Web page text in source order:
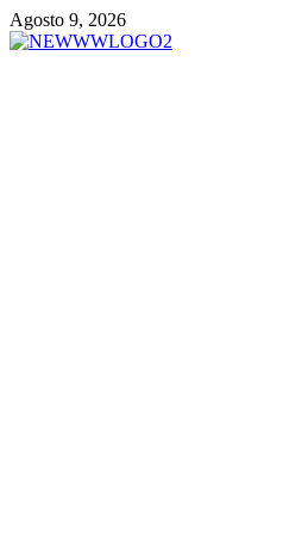
Vai
al
Agosto 9, 2026